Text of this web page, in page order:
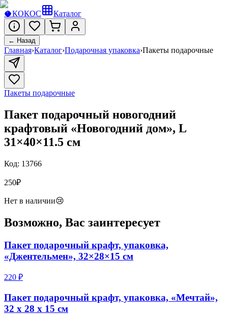
🥥КОКОС Каталог
← Назад
Главная›Каталог›Подарочная упаковка›Пакеты подарочные
Пакеты подарочные
Пакет подарочный новогодний
крафтовый «Новогодний дом», L
31×40×11.5 см
Код: 13766
250₽
Нет в наличии😢
Возможно, Вас заинтересует
Пакет подарочный крафт, упаковка,
«Джентельмен», 32×28×15 см
220 ₽
Пакет подарочный крафт, упаковка, «Мечтай»,
32 х 28 х 15 см